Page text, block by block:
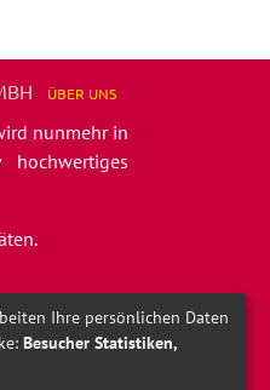
ÜBER UNS
nunmehr in
Ihre persönlichen Daten
Besucher Statistiken,